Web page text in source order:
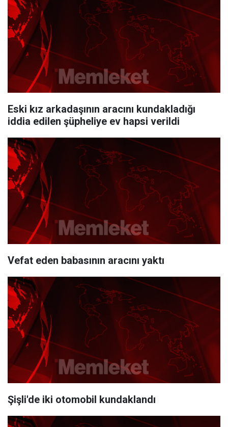
Eski kız arkadaşının aracını kundakladığı
iddia edilen şüpheliye ev hapsi verildi
Vefat eden babasının aracını yaktı
Şişli'de iki otomobil kundaklandı